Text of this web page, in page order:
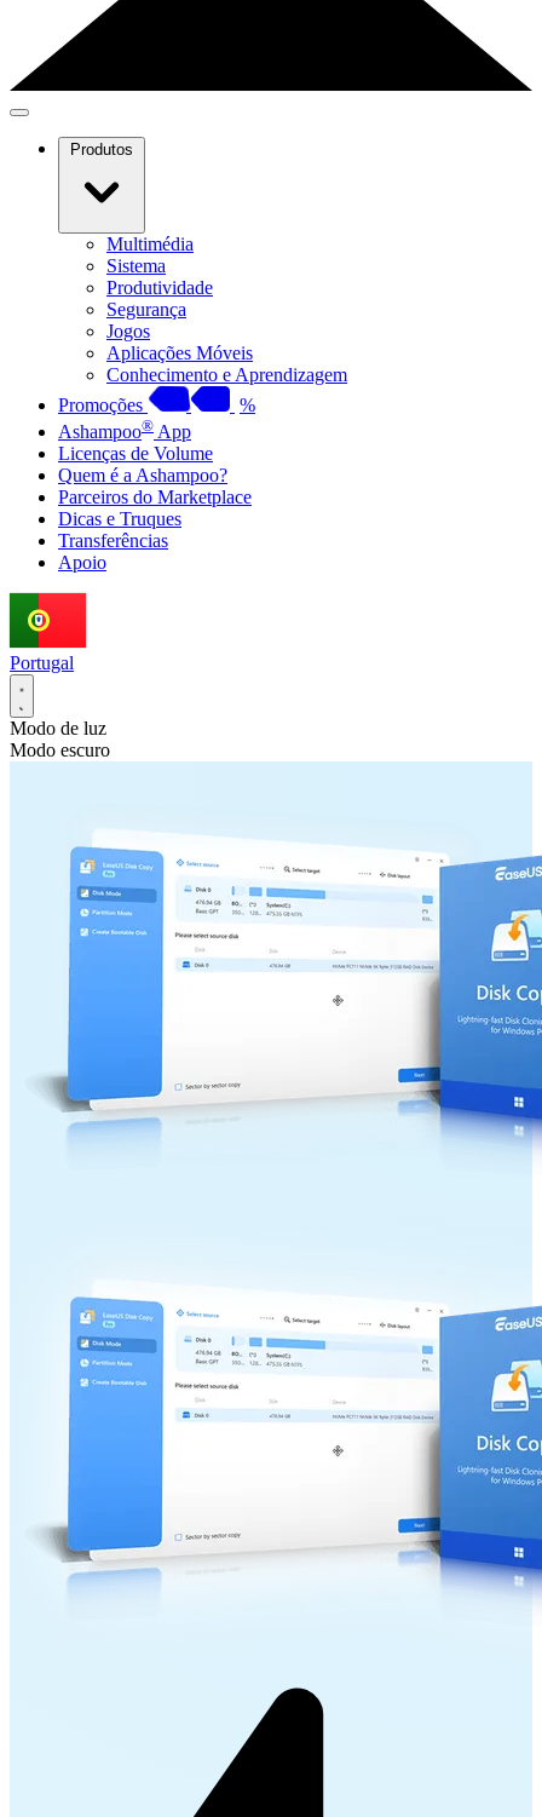
Produtos
Multimédia
Sistema
Produtividade
Segurança
Jogos
Aplicações Móveis
Conhecimento e Aprendizagem
Promoções
%
Ashampoo® App
Licenças de Volume
Quem é a Ashampoo?
Parceiros do Marketplace
Dicas e Truques
Transferências
Apoio
Portugal
Modo de luz
Modo escuro